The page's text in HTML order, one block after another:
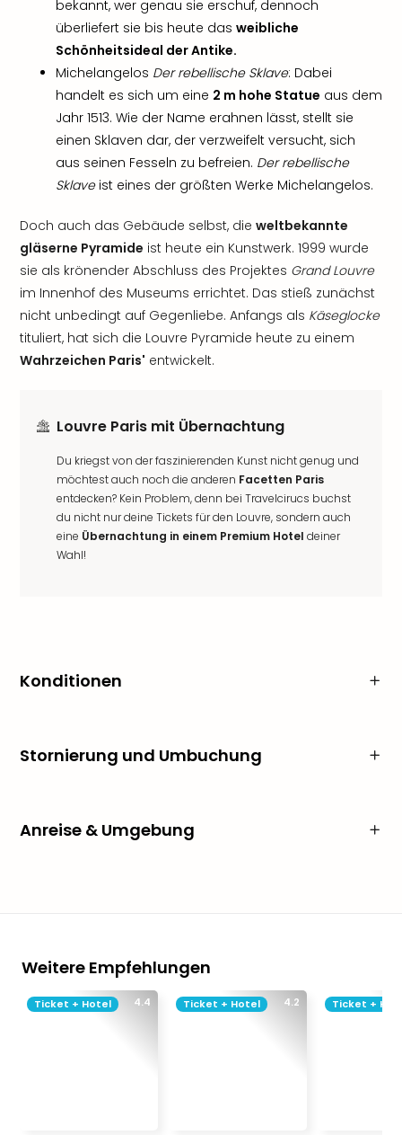
bekannt, wer genau sie erschuf, dennoch
überliefert sie bis heute das weibliche
Schönheitsideal der Antike.
Michelangelos Der rebellische Sklave: Dabei
handelt es sich um eine 2 m hohe Statue aus dem
Jahr 1513. Wie der Name erahnen lässt, stellt sie
einen Sklaven dar, der verzweifelt versucht, sich
aus seinen Fesseln zu befreien. Der rebellische
Sklaveist eines der größten Werke Michelangelos.
Doch auch das Gebäude selbst, die weltbekannte
gläserne Pyramide ist heute ein Kunstwerk. 1999 wurde
sie als krönender Abschluss des Projektes Grand Louvre
im Innenhof des Museums errichtet. Das stieß zunächst
nicht unbedingt auf Gegenliebe. Anfangs als Käseglocke
tituliert, hat sich die Louvre Pyramide heute zu einem
Wahrzeichen Paris' entwickelt.
Louvre Paris mit Übernachtung
Du kriegst von der faszinierenden Kunst nicht genug und
möchtest auch noch die anderen Facetten Paris
entdecken? Kein Problem, denn bei Travelcirucs buchst
du nicht nur deine Tickets für den Louvre, sondern auch
eine Übernachtung in einem Premium Hotel deiner
Wahl!
Konditionen
Stornierung und Umbuchung
Anreise & Umgebung
Weitere Empfehlungen
4.4
Ticket + Hotel 4.2
Ticket + Hotel Ticket +